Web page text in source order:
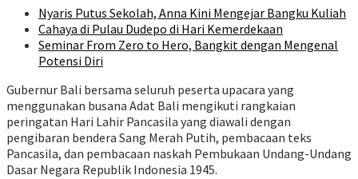
Nyaris Putus Sekolah, Anna Kini Mengejar Bangku Kuliah
Cahaya di Pulau Dudepo di Hari Kemerdekaan
Seminar From Zero to Hero, Bangkit dengan Mengenal
Potensi Diri
Gubernur Bali bersama seluruh peserta upacara yang
menggunakan busana Adat Bali mengikuti rangkaian
peringatan Hari Lahir Pancasila yang diawali dengan
pengibaran bendera Sang Merah Putih, pembacaan teks
Pancasila, dan pembacaan naskah Pembukaan Undang-Undang
Dasar Negara Republik Indonesia 1945.